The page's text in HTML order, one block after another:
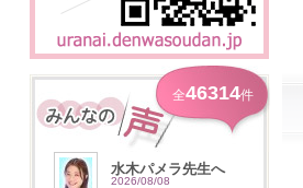
全46314件
水木パメラ先生へ
2026/08/08